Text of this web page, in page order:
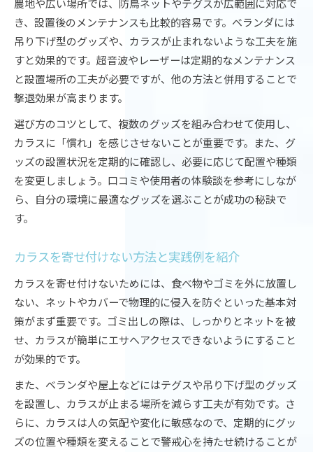
農地や広い場所では、防鳥ネットやテグスが広範囲に対応で
き、設置後のメンテナンスも比較的容易です。ベランダには
吊り下げ型のグッズや、カラスが止まれないような工夫を施
すと効果的です。超音波やレーザーは定期的なメンテナンス
と設置場所の工夫が必要ですが、他の方法と併用することで
撃退効果が高まります。
選び方のコツとして、複数のグッズを組み合わせて使用し、
カラスに「慣れ」を感じさせないことが重要です。また、グ
ッズの設置状況を定期的に確認し、必要に応じて配置や種類
を変更しましょう。口コミや使用者の体験談を参考にしなが
ら、自分の環境に最適なグッズを選ぶことが成功の秘訣で
す。
カラスを寄せ付けない方法と実践例を紹介
カラスを寄せ付けないためには、食べ物やゴミを外に放置し
ない、ネットやカバーで物理的に侵入を防ぐといった基本対
策がまず重要です。ゴミ出しの際は、しっかりとネットを被
せ、カラスが簡単にエサへアクセスできないようにすること
が効果的です。
また、ベランダや屋上などにはテグスや吊り下げ型のグッズ
を設置し、カラスが止まる場所を減らす工夫が有効です。さ
らに、カラスは人の気配や変化に敏感なので、定期的にグッ
ズの位置や種類を変えることで警戒心を持たせ続けることが